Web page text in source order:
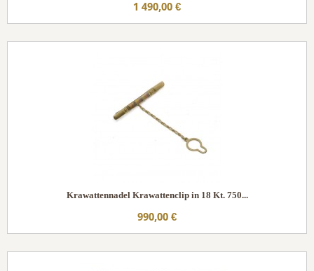
1 490,00 €
Krawattennadel Krawattenclip in 18 Kt. 750...
990,00 €